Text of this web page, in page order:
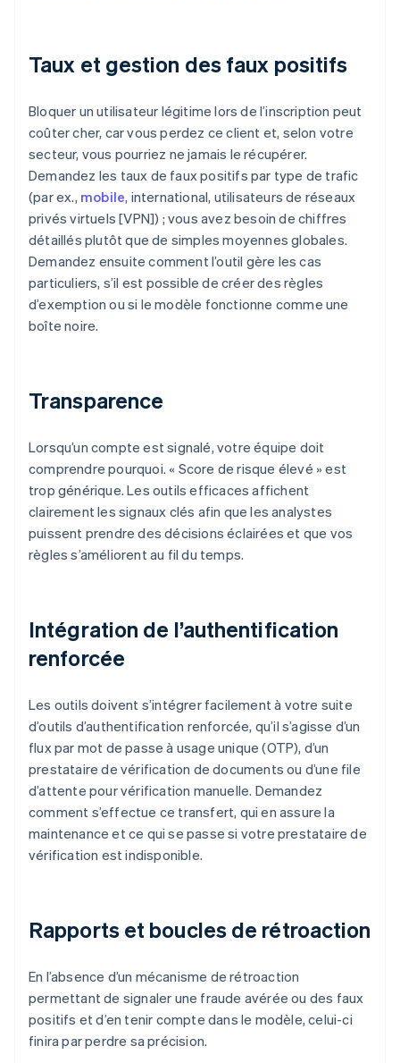
Taux et gestion des faux positifs
Bloquer un utilisateur légitime lors de l’inscription peut
coûter cher, car vous perdez ce client et, selon votre
secteur, vous pourriez ne jamais le récupérer.
Demandez les taux de faux positifs par type de trafic
(par ex., mobile, international, utilisateurs de réseaux
privés virtuels [VPN]) ; vous avez besoin de chiffres
détaillés plutôt que de simples moyennes globales.
Demandez ensuite comment l’outil gère les cas
particuliers, s’il est possible de créer des règles
d’exemption ou si le modèle fonctionne comme une
boîte noire.
Transparence
Lorsqu’un compte est signalé, votre équipe doit
comprendre pourquoi. « Score de risque élevé » est
trop générique. Les outils efficaces affichent
clairement les signaux clés afin que les analystes
puissent prendre des décisions éclairées et que vos
règles s’améliorent au fil du temps.
Intégration de l’authentification
renforcée
Les outils doivent s’intégrer facilement à votre suite
d’outils d’authentification renforcée, qu’il s’agisse d’un
flux par mot de passe à usage unique (OTP), d’un
prestataire de vérification de documents ou d’une file
d’attente pour vérification manuelle. Demandez
comment s’effectue ce transfert, qui en assure la
maintenance et ce qui se passe si votre prestataire de
vérification est indisponible.
Rapports et boucles de rétroaction
En l’absence d’un mécanisme de rétroaction
permettant de signaler une fraude avérée ou des faux
positifs et d’en tenir compte dans le modèle, celui-ci
finira par perdre sa précision.